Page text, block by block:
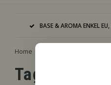
BASE & AROMA ENKEL
Home
Tags